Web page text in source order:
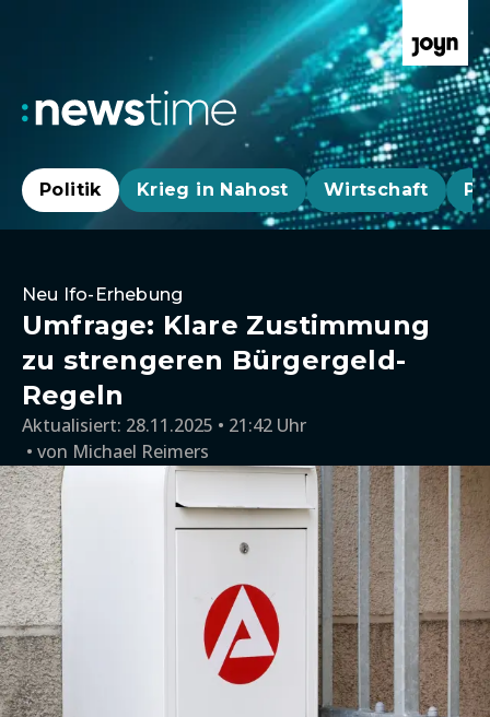
Politik Krieg in Nahost Wirtschaft
Neu Ifo-Erhebung
Umfrage: Klare Zustimmung
zu strengeren Bürgergeld-
Regeln
Aktualisiert: 28.11.2025 • 21:42 Uhr
von Michael Reimers